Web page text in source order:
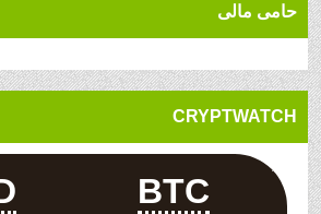
حامی مالی
CRYPTWATCH